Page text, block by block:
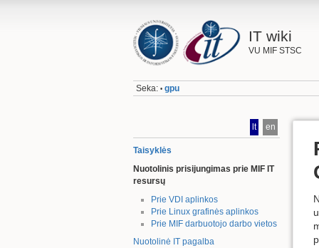
IT wiki
VU MIF STSC
Seka: • gpu
lt en
Taisyklės
Nuotolinis prisijungimas prie MIF IT
resursų
Prie VDI aplinkos
Prie Linux grafinės aplinkos
Prie MIF darbuotojo darbo vietos
Nuotolinė IT pagalba